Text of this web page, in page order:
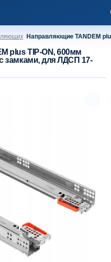
Направляющие TANDEM
plus TIP-ON, 600мм
замками, для ЛДСП 17-